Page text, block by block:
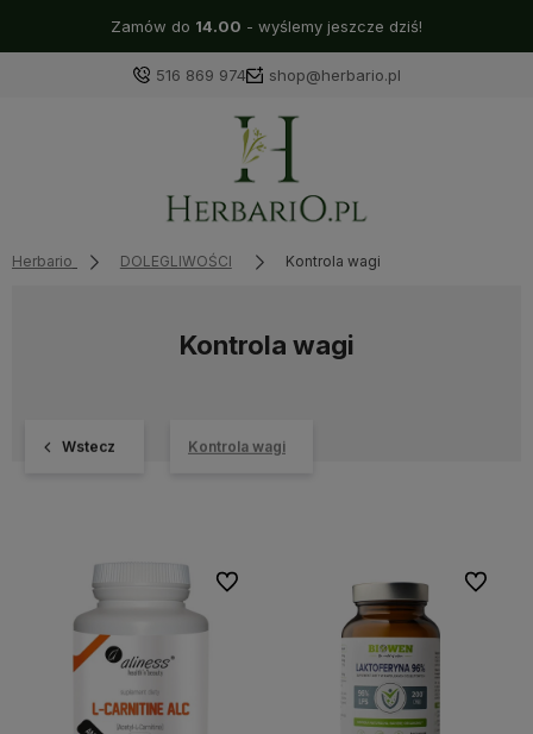
Zamów do 14.00 - wyślemy jeszcze dziś!
516 869 974 shop@herbario.pl
Herbario DOLEGLIWOŚCI Kontrola wagi
Kontrola wagi
Wstecz Kontrola wagi
Do ulubionych Do